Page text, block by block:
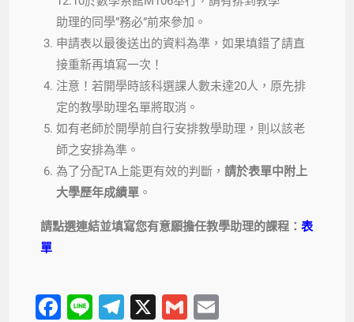
助理的同學”務必”前來參加。
申請表以最後送出的資料為準，如果填錯了請直
接重新再填寫一次！
注意！若開學時該科選課人數未達20人，原先排
定的教學助理名單將取消。
如有老師於開學前自行安排教學助理，則以該老
師之安排為準。
為了分配TA上能更有效的判斷，請於表單中附上
大學歷年成績單 。
請點選連結並填寫您有意願擔任教學助理的課程：表
單
F
Li
T
X
G